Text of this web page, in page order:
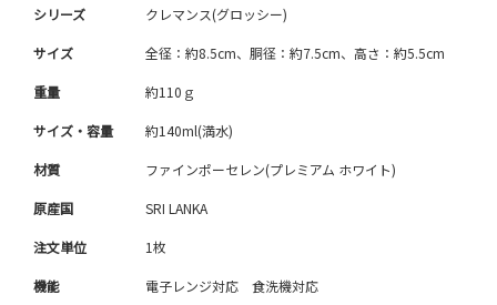
シリーズ クレマンス(グロッシー)
サイズ 全径：約8.5cm、胴径：約7.5cm、高さ：約5.5cm
重量 約110ｇ
サイズ・容量 約140ml(満水)
材質 ファインポーセレン(プレミアム ホワイト)
原産国 SRI LANKA
注文単位 1枚
機能 電子レンジ対応 食洗機対応